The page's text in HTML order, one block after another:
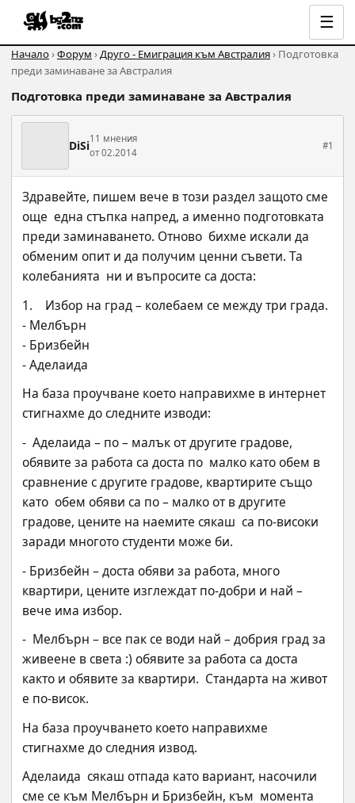
☰
Начало›Форум ›Друго - Емиграция към Австралия› Подготовка
преди заминаване за Австралия
Подготовка преди заминаване за Австралия
DiSi11 мнения
от 02.2014
#1
Здравейте, пишем вече в този раздел защото сме
още  една стъпка напред, а именно подготовката
преди заминаването. Отново  бихме искали да
обменим опит и да получим ценни съвети. Та
колебанията  ни и въпросите са доста:
1.    Избор на град – колебаем се между три града.
- Мелбърн
- Бризбейн
- Аделаида
На база проучване което направихме в интернет
стигнахме до следните изводи:
-  Аделаида – по – малък от другите градове,
обявите за работа са доста по  малко като обем в
сравнение с другите градовe, квартирите също
като  обем обяви са по – малко от в другите
градове, цените на наемите сякаш  са по-високи
заради многото студенти може би.
- Бризбейн – доста обяви за работа, много
квартири, цените изглеждат по-добри и най –
вече има избор.
-  Мелбърн – все пак се води най – добрия град за
живеене в света :) обявите за работа са доста
както и обявите за квартири.  Стандарта на живот
е по-висок.
На база проучването което направихме
стигнахме до следния извод.
Аделаида  сякаш отпада като вариант, насочили
сме се към Мелбърн и Бризбейн, към  момента